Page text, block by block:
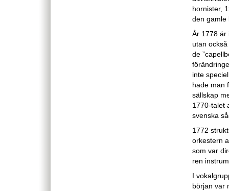
hornister,
den gamle
År 1778 är
utan
de
inte
hade man
sällskap
1770-talet
svenska
1772
orkestern
som var
ren
I
början var